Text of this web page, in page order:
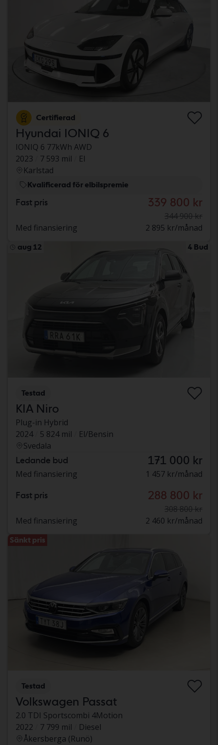
Certifierad
Hyundai IONIQ 6
IONIQ 6 77kWh AWD
2023
7 593 mil
El
Karlstad
Kvalificerad för elbilspremie
Fast pris 339 800 kr
344 900 kr
Med finansiering
2 895 kr/månad
aug 12 4 Bud
Testad
KIA Niro
Plug-in Hybrid
2024
5 824 mil
El/Bensin
Svedala
Ledande bud 171 000 kr
Med finansiering 1 457 kr/månad
Fast pris 288 800 kr
308 800 kr
Med finansiering
2 460 kr/månad
Sänkt pris
Testad
Volkswagen Passat
2.0 TDI Sportscombi 4Motion
2022
7 799 mil
Diesel
Åkersberga (Runö)